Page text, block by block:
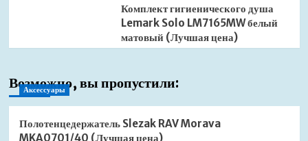
Комплект гигиенического душа
Lemark Solo LM7165MW белый
матовый (Лучшая цена)
Возможно, вы пропустили:
Аксессуары
Полотенцедержатель Slezak RAV Morava
MKA0701/40 (Лучшая цена)